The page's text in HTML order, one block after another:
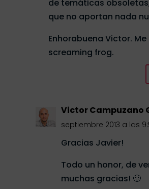
de temáticas
que no aportan nada
Enhorabuena Victor.
screaming frog.
Victor Campuzano
septiembre 2013 a las
Gracias Javier!
Todo un honor, de
muchas gracias! 🙂